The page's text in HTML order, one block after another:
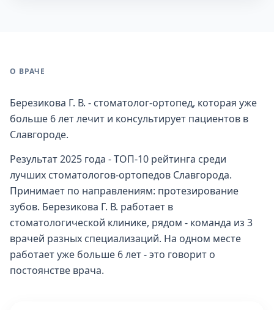
О ВРАЧЕ
Березикова Г. В. - стоматолог-ортопед, которая уже
больше 6 лет лечит и консультирует пациентов в
Славгороде.
Результат 2025 года - ТОП-10 рейтинга среди
лучших стоматологов-ортопедов Славгорода.
Принимает по направлениям: протезирование
зубов. Березикова Г. В. работает в
стоматологической клинике, рядом - команда из 3
врачей разных специализаций. На одном месте
работает уже больше 6 лет - это говорит о
постоянстве врача.